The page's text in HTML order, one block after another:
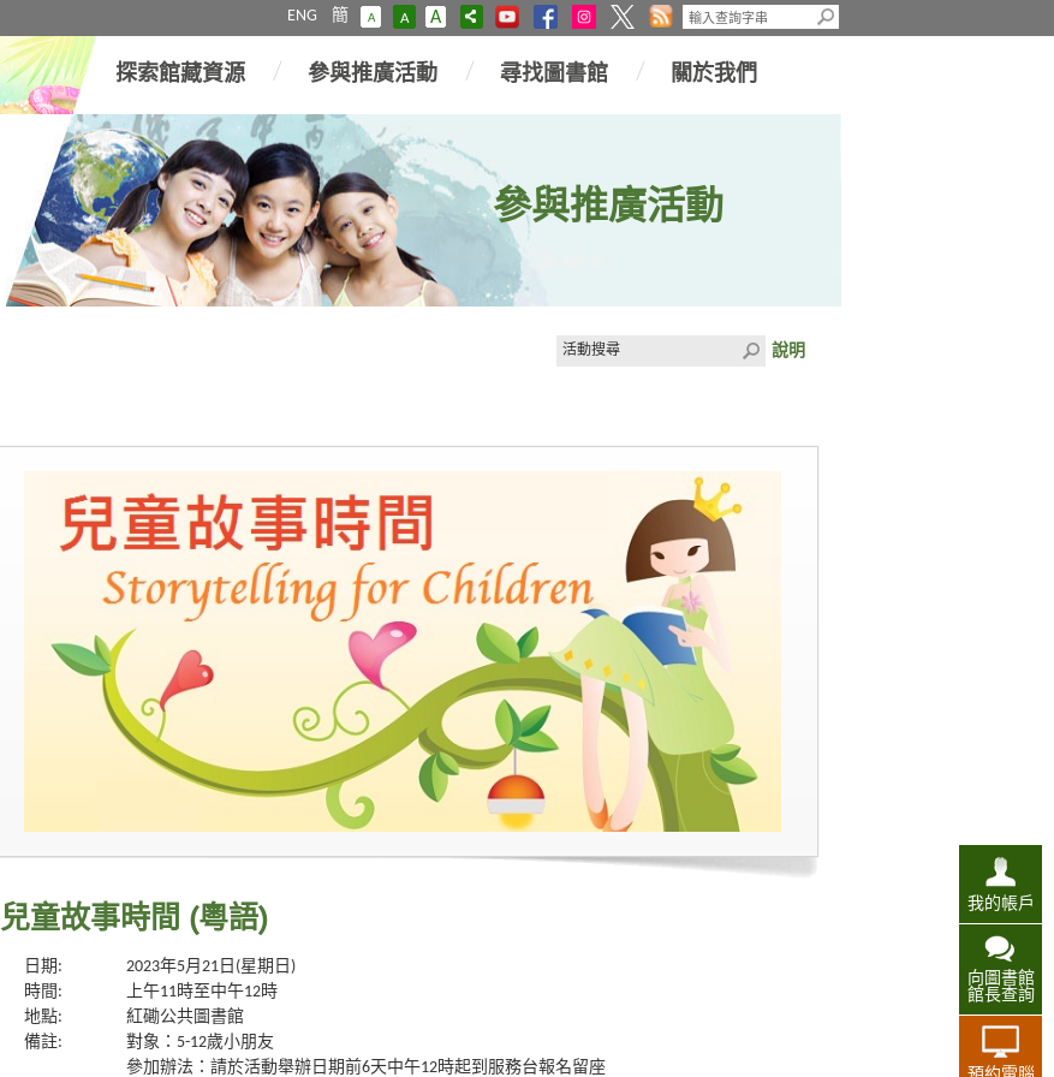
ENG 簡 A A A
我的帳戶
向圖書館
館長查詢
探索館藏資源 參與推廣活動 尋找圖書館 關於我們
參與推廣活動
說明
兒童故事時間 (粵語)
日期:
2023年5月21日(星期日)
時間:
上午11時至中午12時
地點:
紅磡公共圖書館
備註:
對象：5-12歲小朋友
參加辦法：請於活動舉辦日期前6天中午12時起到服務台報名留座